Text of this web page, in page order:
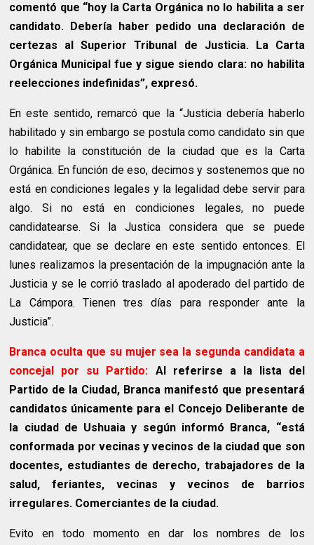
comentó que “hoy la Carta Orgánica no lo habilita a ser
candidato. Debería haber pedido una declaración de
certezas al Superior Tribunal de Justicia. La Carta
Orgánica Municipal fue y sigue siendo clara: no habilita
reelecciones indefinidas”, expresó.
En este sentido, remarcó que la “Justicia debería haberlo
habilitado y sin embargo se postula como candidato sin que
lo habilite la constitución de la ciudad que es la Carta
Orgánica. En función de eso, decimos y sostenemos que no
está en condiciones legales y la legalidad debe servir para
algo. Si no está en condiciones legales, no puede
candidatearse. Si la Justica considera que se puede
candidatear, que se declare en este sentido entonces. El
lunes realizamos la presentación de la impugnación ante la
Justicia y se le corrió traslado al apoderado del partido de
La Cámpora. Tienen tres días para responder ante la
Justicia”.
Branca oculta que su mujer sea la segunda candidata a
concejal por su Partido: Al referirse a la lista del
Partido de la Ciudad, Branca manifestó que presentará
candidatos únicamente para el Concejo Deliberante de
la ciudad de Ushuaia y según informó Branca, “está
conformada por vecinas y vecinos de la ciudad que son
docentes, estudiantes de derecho, trabajadores de la
salud, feriantes, vecinas y vecinos de barrios
irregulares. Comerciantes de la ciudad.
Evito en todo momento en dar los nombres de los